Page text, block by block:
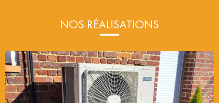
NOS RÉALISATIONS